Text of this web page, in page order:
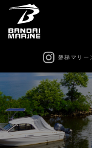
磐梯マリー
船舶免許教室
レンタル